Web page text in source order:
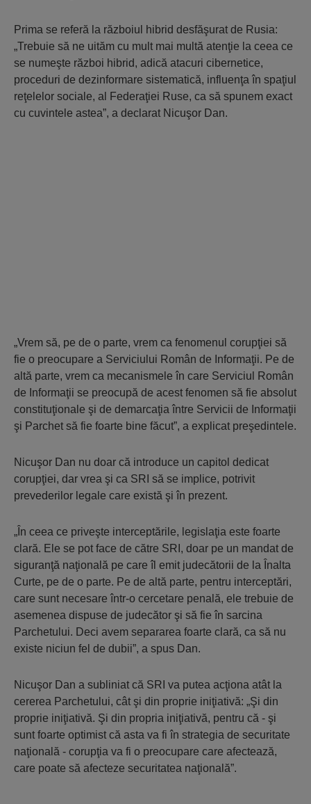
Prima se referă la războiul hibrid desfăşurat de Rusia:
„Trebuie să ne uităm cu mult mai multă atenţie la ceea ce
se numeşte război hibrid, adică atacuri cibernetice,
proceduri de dezinformare sistematică, influenţa în spaţiul
reţelelor sociale, al Federaţiei Ruse, ca să spunem exact
cu cuvintele astea”, a declarat Nicuşor Dan.
„Vrem să, pe de o parte, vrem ca fenomenul corupţiei să
fie o preocupare a Serviciului Român de Informaţii. Pe de
altă parte, vrem ca mecanismele în care Serviciul Român
de Informaţii se preocupă de acest fenomen să fie absolut
constituţionale şi de demarcaţia între Servicii de Informaţii
şi Parchet să fie foarte bine făcut”, a explicat preşedintele.
Nicuşor Dan nu doar că introduce un capitol dedicat
corupţiei, dar vrea şi ca SRI să se implice, potrivit
prevederilor legale care există şi în prezent.
„În ceea ce priveşte interceptările, legislaţia este foarte
clară. Ele se pot face de către SRI, doar pe un mandat de
siguranţă naţională pe care îl emit judecătorii de la Înalta
Curte, pe de o parte. Pe de altă parte, pentru interceptări,
care sunt necesare într-o cercetare penală, ele trebuie de
asemenea dispuse de judecător şi să fie în sarcina
Parchetului. Deci avem separarea foarte clară, ca să nu
existe niciun fel de dubii”, a spus Dan.
Nicuşor Dan a subliniat că SRI va putea acţiona atât la
cererea Parchetului, cât şi din proprie iniţiativă: „Şi din
proprie iniţiativă. Şi din propria iniţiativă, pentru că - şi
sunt foarte optimist că asta va fi în strategia de securitate
naţională - corupţia va fi o preocupare care afectează,
care poate să afecteze securitatea naţională”.